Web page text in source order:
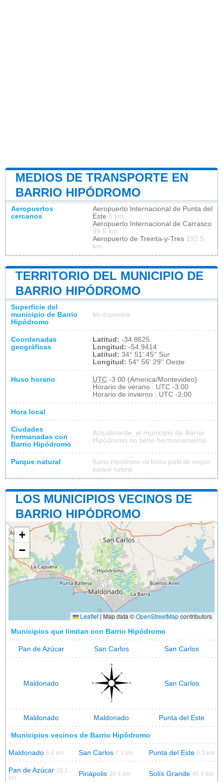
MEDIOS DE TRANSPORTE EN
BARRIO HIPÓDROMO
Aeropuertos
cercanos
Aeropuerto Internacional de Punta del
Este 6 km
Aeropuerto Internacional de Carrasco
99.5 km
Aeropuerto de Treinta-y-Tres 193.5
km
TERRITORIO DEL MUNICIPIO DE
BARRIO HIPÓDROMO
Superficie del
municipio de Barrio
Hipódromo
No disponible
Coordenadas
geográficas
Latitud: -34.8625
Longitud: -54.9414
Latitud: 34° 51' 45'' Sur
Longitud: 54° 56' 29'' Oeste
Huso horario UTC -3:00 (America/Montevideo)
Horario de verano : UTC -3:00
Horario de invierno : UTC -2:00
Hora local
Ciudades
hermanadas con
Barrio Hipódromo
Actualmente, el municipio de Barrio
Hipódromo no tiene hermanamiento
Parque natural
Barrio Hipódromo no forma parte de ningún
parque natural
LOS MUNICIPIOS VECINOS DE
BARRIO HIPÓDROMO
+
−
Leaflet |Map data ©OpenStreetMapcontributors
Municipios que limitan con Barrio Hipódromo
Pan de Azúcar San Carlos San Carlos
Maldonado San Carlos
Maldonado Maldonado Punta del Este
Municipios vecinos de Barrio Hipódromo
Maldonado 5.4 km San Carlos 7.3 km Punta del Este 9.3 km
Pan de Azúcar 26.1
km
Piriápolis 30.4 km Solís Grande 46.4 km